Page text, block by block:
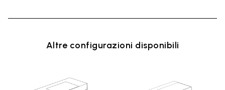
Altre configurazioni disponibili